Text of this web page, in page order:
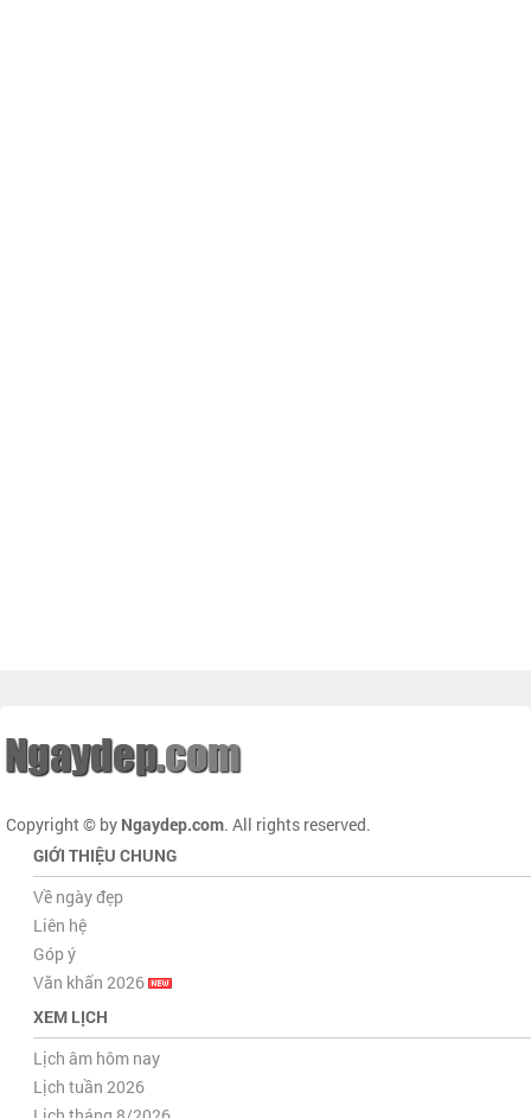
Copyright © by Ngaydep.com. All rights reserved.
GIỚI THIỆU CHUNG
Về ngày đẹp
Liên hệ
Góp ý
Văn khấn 2026
XEM LỊCH
Lịch âm hôm nay
Lịch tuần 2026